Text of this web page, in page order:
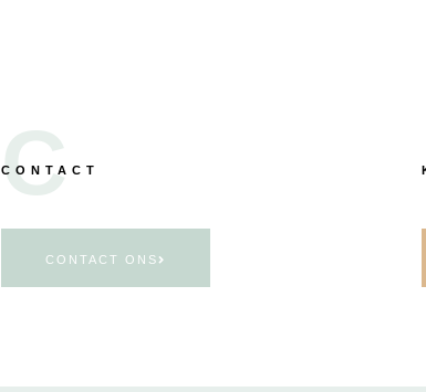
C
CONTACT
CONTACT ONS